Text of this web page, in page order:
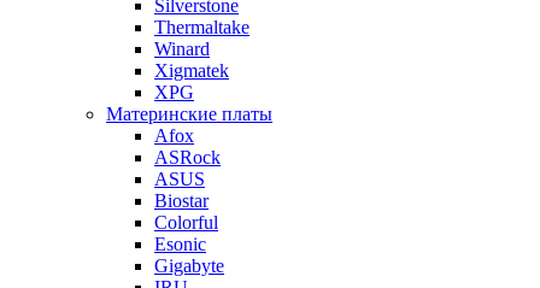
Silverstone
Thermaltake
Winard
Xigmatek
XPG
Материнские платы
Afox
ASRock
ASUS
Biostar
Colorful
Esonic
Gigabyte